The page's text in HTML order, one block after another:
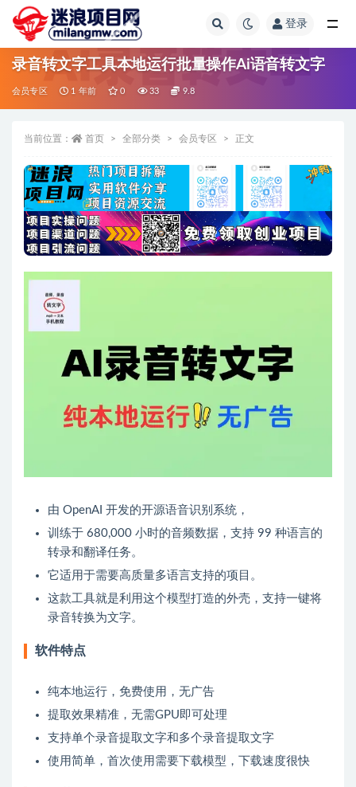
登录
录音转文字工具本地运行批量操作Ai语音转文字
会员专区 1 年前 0 33 9.8
当前位置： 首页 全部分类 会员专区 正文
由 OpenAI 开发的开源语音识别系统，
训练于 680,000 小时的音频数据，支持 99 种语言的
转录和翻译任务。
它适用于需要高质量多语言支持的项目。
这款工具就是利用这个模型打造的外壳，支持一键将
录音转换为文字。
软件特点
纯本地运行，免费使用，无广告
提取效果精准，无需GPU即可处理
支持单个录音提取文字和多个录音提取文字
使用简单，首次使用需要下载模型，下载速度很快
全部